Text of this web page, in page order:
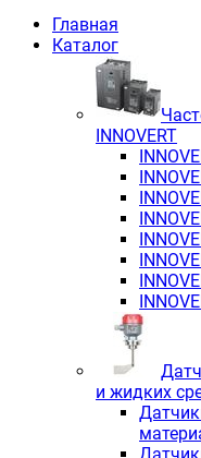
Главная
Каталог
INNOVERT
и жидких